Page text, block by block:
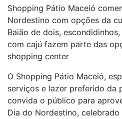
Shopping Pátio Maceió
Nordestino com opções da
Baião de dois,
com cajú fazem parte das
shopping center
O Shopping Pátio Maceió,
serviços e lazer preferido da
convida o público para
Dia do Nordestino, celebrado